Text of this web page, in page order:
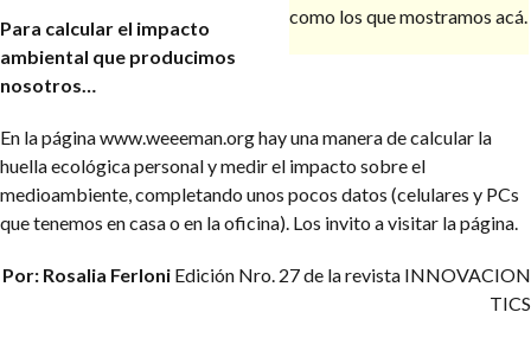
como los que mostramos acá.
Para calcular el impacto
ambiental que producimos
nosotros…
En la página www.weeeman.org hay una manera de calcular la
huella ecológica personal y medir el impacto sobre el
medioambiente, completando unos pocos datos (celulares y PCs
que tenemos en casa o en la oficina). Los invito a visitar la página.
Por: Rosalia Ferloni Edición Nro. 27 de la revista INNOVACION
TICS